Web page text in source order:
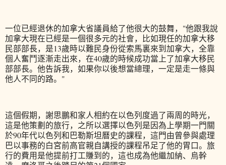
一位已經退休的加拿大省議員給了他很大的鼓舞，"他跟我說
加拿大現在已經是一個很多元的社會，比如現任的加拿大移
民部部長，是13歲時以難民身份從索馬裏來到加拿大，全靠
個人奮鬥逐漸走出來，在40歲的時候成功當上了加拿大移民
部部長。他告訴我，如果你以後想當總理，一定是走一條與
他人不同的路。"
這個假期，謝思鵬和家人相約在以色列度過了兩周的時光，
這是他策劃的旅行，之所以選擇以色列是因為上學期一門關
於90年代以色列和巴勒斯坦曆史的課程，這門由曾參與處理
巴以事務的白宮前高官親自講授的課程吊足了他的胃口。旅
行的費用是他提前打工賺到的，這也成為他繼加納、烏幹